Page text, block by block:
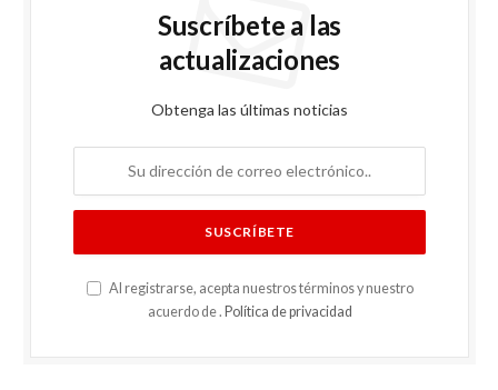
Suscríbete a las
actualizaciones
Obtenga las últimas noticias
Al registrarse, acepta nuestros términos y nuestro
acuerdo de . Política de privacidad